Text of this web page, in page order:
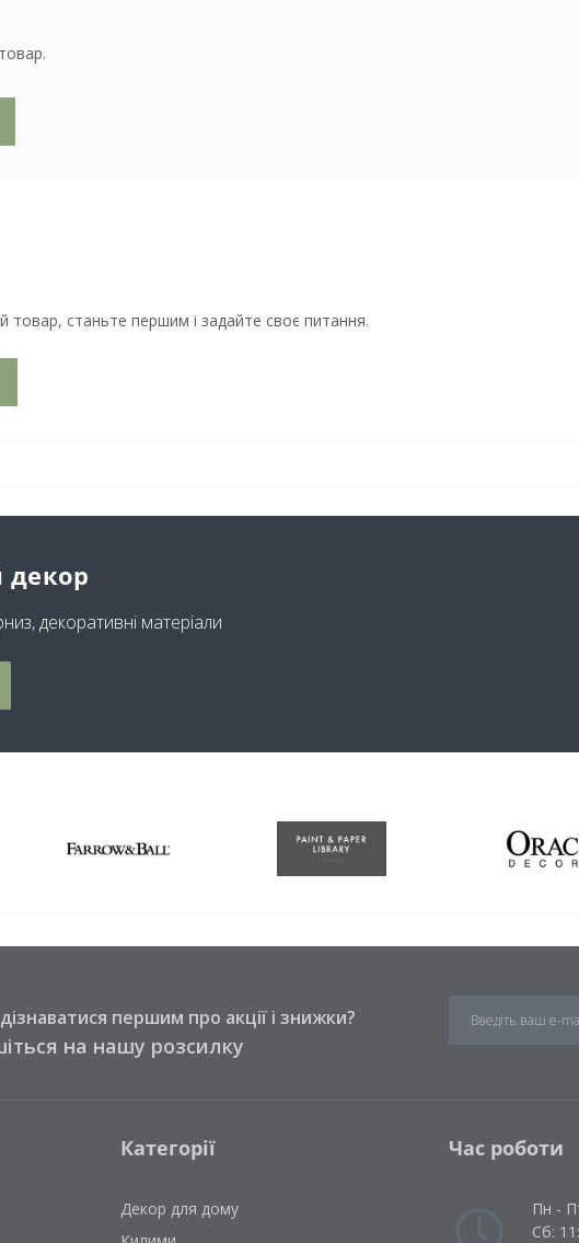
товар, станьте першим і задайте своє питання.
декор
декоративні матеріали
першим про акції і знижки?
на нашу розсилку
Категорії
Декор для дому
Час роботи
Пн -
Сб: